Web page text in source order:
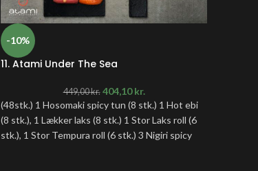
-10%
11. Atami Under The Sea
449,00kr. 404,10kr.
(48stk.) 1 Hosomaki spicy tun (8 stk.) 1 Hot ebi
(8 stk.), 1 Lækker laks (8 stk.) 1 Stor Laks roll (6
stk.), 1 Stor Tempura roll (6 stk.) 3 Nigiri spicy